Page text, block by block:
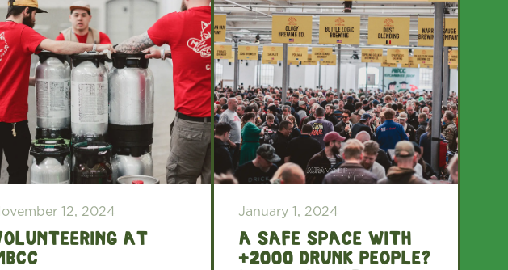
12, 2024
at
January 1, 2024
A safe space with
+2000 drunk people?